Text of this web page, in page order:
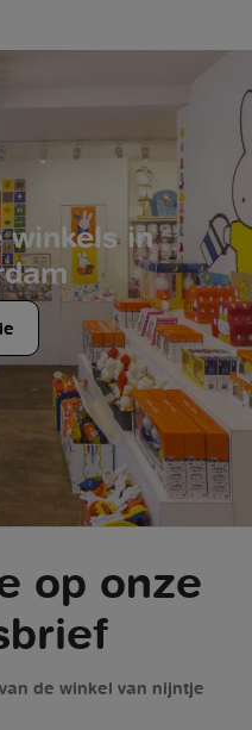
winkels in
op onze
de winkel van nijntje